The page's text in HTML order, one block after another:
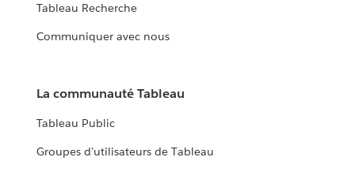
Tableau Recherche
Communiquer avec nous
La communauté Tableau
Tableau Public
Groupes d’utilisateurs de Tableau